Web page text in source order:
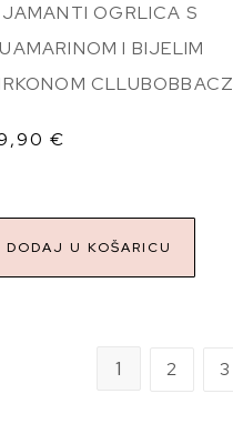
OGRLICA S
I BIJELIM
CLLUBOBBACZ
€
DODAJ U KOŠARICU
1 2 3